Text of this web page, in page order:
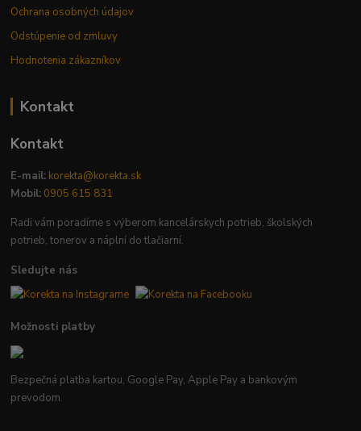
Ochrana osobných údajov
Odstúpenie od zmluvy
Hodnotenia zákazníkov
Kontakt
Kontakt
E-mail: korekta@korekta.sk
Mobil: 0905 615 831
Radi vám poradíme s výberom kancelárskych potrieb, školských
potrieb, tonerov a náplní do tlačiarní.
Sledujte nás
Možnosti platby
Bezpečná platba kartou, Google Pay, Apple Pay a bankovým
prevodom.